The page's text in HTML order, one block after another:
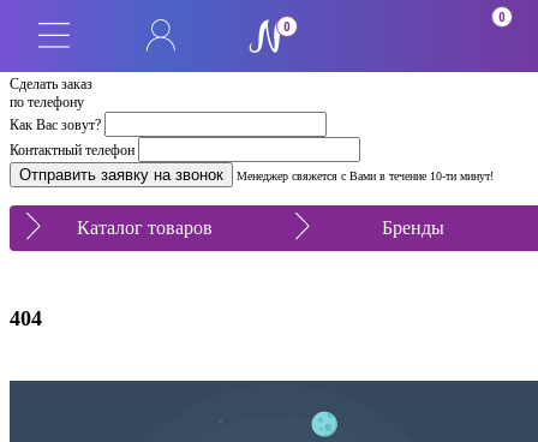
Сделать заказ
по телефону
Как Вас зовут?
Контактный телефон
Менеджер свяжется с Вами в течение 10-ти минут!
0
0
Каталог товаров Бренды
404